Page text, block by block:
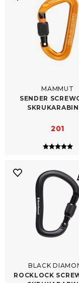
MAMMUT
SENDER
201
5.0
BLACK
ROCKLOCK